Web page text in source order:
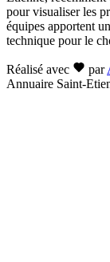
pour visualiser les
équipes apportent
technique pour le
Réalisé avec par
Annuaire Saint-